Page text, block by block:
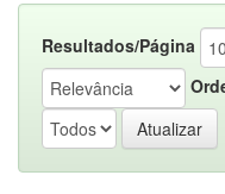
Resultados/Página